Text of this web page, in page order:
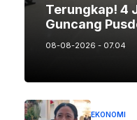
Terungkap! 4
Guncang
08-08-2026 - 07.04
EKONOMI